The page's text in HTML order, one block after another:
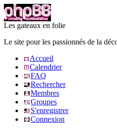
Les gateaux en folie
Le site pour les passionnés de la
Accueil
Calendrier
FAQ
Rechercher
Membres
Groupes
S'enregistrer
Connexion